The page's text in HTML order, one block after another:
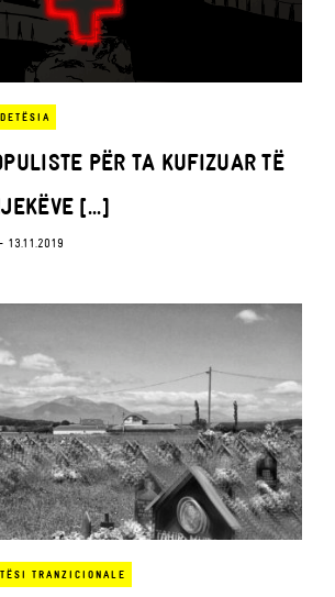
PËR TA KUFIZUAR TË
[...]
13.11.2019
TRANZICIONALE